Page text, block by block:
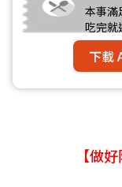
本事滿
吃完就
下載
【做